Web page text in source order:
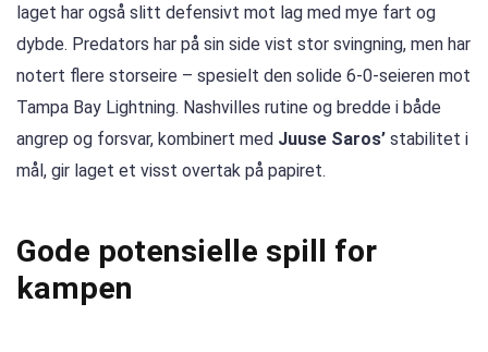
laget har også slitt defensivt mot lag med mye fart og
dybde. Predators har på sin side vist stor svingning, men har
notert flere storseire – spesielt den solide 6-0-seieren mot
Tampa Bay Lightning. Nashvilles rutine og bredde i både
angrep og forsvar, kombinert med Juuse Saros’ stabilitet i
mål, gir laget et visst overtak på papiret.
Gode potensielle spill for
kampen